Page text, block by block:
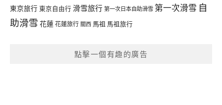
東京旅行 東京自由行 滑雪旅行 第一次日本自助滑雪 第一次滑雪 自
助滑雪 花蓮花蓮旅行 關西 馬祖 馬祖旅行
點擊一個有趣的廣告